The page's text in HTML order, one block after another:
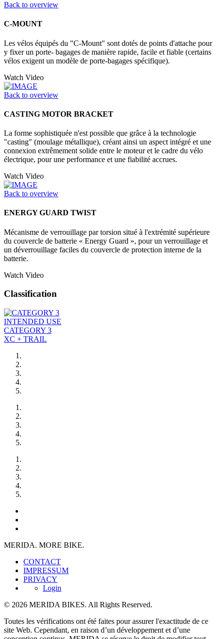
Back to overview
C-MOUNT
Les vélos équipés du "C-Mount" sont dotés de points d'attache pour
y fixer un porte- bagages de manière rapide, facile et fiable (certains
vélos exigent un modèle de porte-bagages spécifique).
Watch Video
Back to overview
CASTING MOTOR BRACKET
La forme sophistiquée n'est possible que grâce à la technologie
"casting" (moulage métallique), créant ainsi un aspect intégré et une
connexion extrêmement solide entre le moteur et le cadre du vélo
électrique, pour une performance et une fiabilité accrues.
Watch Video
Back to overview
ENERGY GUARD TWIST
Mécanisme de verrouillage par torsion situé à l'extrémité supérieure
du couvercle de batterie « Energy Guard », pour un verrouillage et
un déverrouillage faciles du couvercle de protection interne de la
batterie.
Watch Video
Classification
INTENDED USE
CATEGORY 3
XC + TRAIL
MERIDA. MORE BIKE.
CONTACT
IMPRESSUM
PRIVACY
Login
© 2026 MERIDA BIKES. All Rights Reserved.
Toutes les vérifications ont été faites pour assurer l'exactitude de ce
site Web. Cependant, en raison d’un développement et d’une